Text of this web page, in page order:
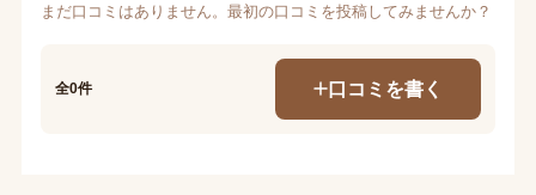
まだ口コミはありません。最初の口コミを投稿してみませんか？
全0件 口コミを書く